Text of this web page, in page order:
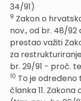
34/91)
9 Zakon o
nov., od br. 48/92
prestao važiti
za
br. 29/91 - proč.
10 To je određeno
članka 11.